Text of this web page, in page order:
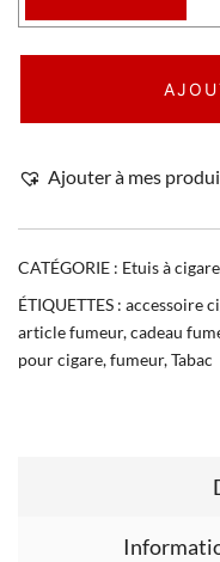
Ajouter à mes
CATÉGORIE : Etuis à cigare
ÉTIQUETTES : accessoire
article fumeur,cadeau
pour cigare,fumeur,Tabac